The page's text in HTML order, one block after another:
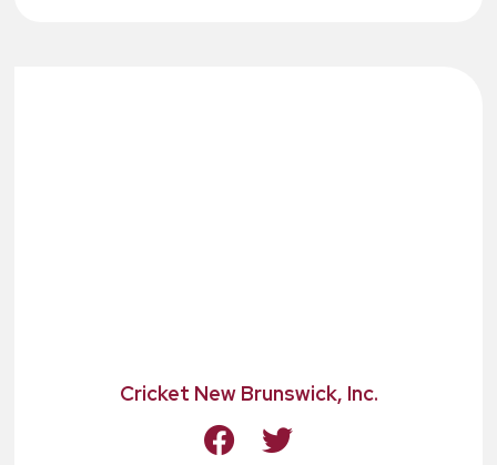
Cricket New Brunswick, Inc.